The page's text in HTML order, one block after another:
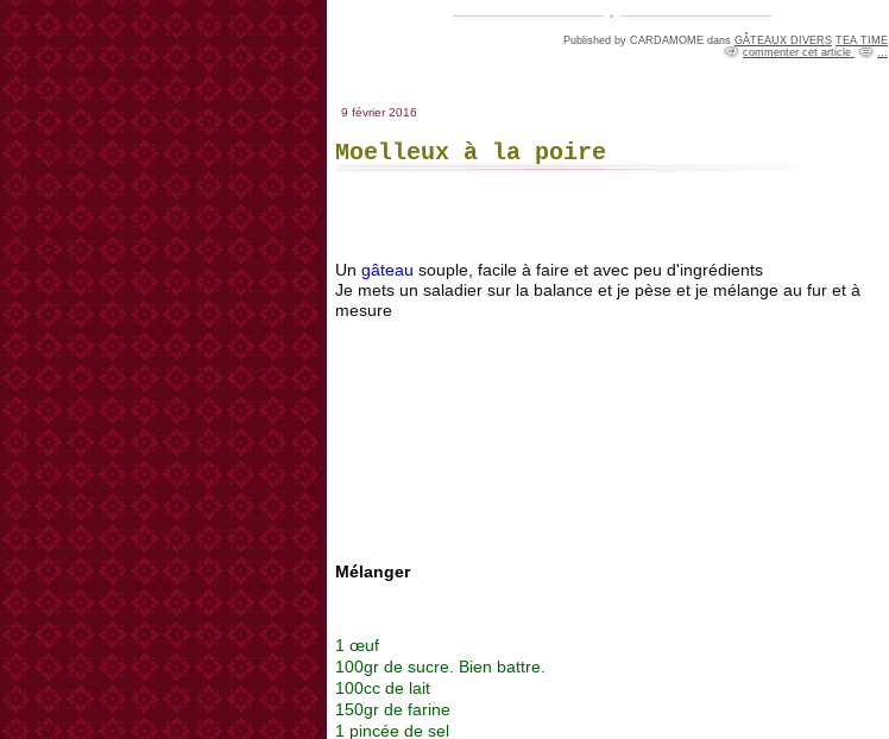
Published by CARDAMOME dans GÂTEAUX DIVERS TEA TIME
commenter cet article
…
9 février 2016
Moelleux à la poire
Un gâteau souple, facile à faire et avec peu d'ingrédients
Je mets un saladier sur la balance et je pèse et je mélange au fur et à
mesure
Mélanger
1 œuf
100gr de sucre. Bien battre.
100cc de lait
150gr de farine
1 pincée de sel